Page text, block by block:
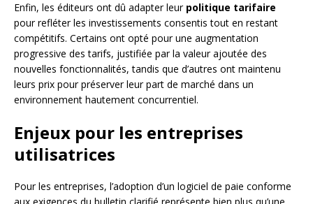
Enfin, les éditeurs ont dû adapter leur politique tarifaire
pour refléter les investissements consentis tout en restant
compétitifs. Certains ont opté pour une augmentation
progressive des tarifs, justifiée par la valeur ajoutée des
nouvelles fonctionnalités, tandis que d’autres ont maintenu
leurs prix pour préserver leur part de marché dans un
environnement hautement concurrentiel.
Enjeux pour les entreprises
utilisatrices
Pour les entreprises, l’adoption d’un logiciel de paie conforme